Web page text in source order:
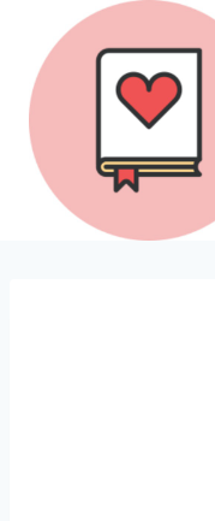
Перейти
содержимому